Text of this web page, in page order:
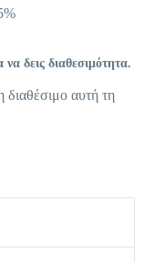
δεις διαθεσιμότητα.
διαθέσιμο αυτή τη